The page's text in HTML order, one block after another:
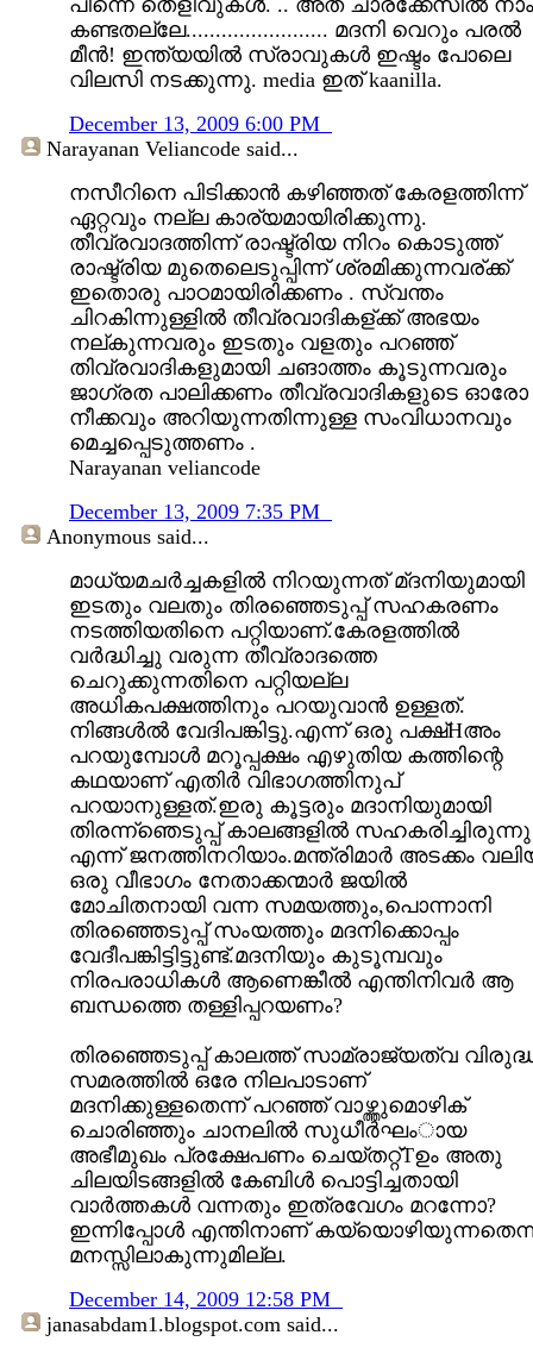
കണ്ടതല്ലേ........................ മദനി വെറും പരല്‍
മീന്‍! ഇന്ത്യയില്‍ സ്രാവുകള്‍ ഇഷ്ടം പോലെ
വിലസി നടക്കുന്നു. media ഇത് kaanilla.
December 13, 2009 6:00 PM
Narayanan Veliancode said...
നസീറിനെ പിടിക്കാന്‍ കഴിഞ്ഞത് കേരളത്തിന്ന്
ഏറ്റവും നല്ല കാര്യമായിരിക്കുന്നു.
തീവ്രവാദത്തിന്ന് രാഷ്ട്രിയ നിറം കൊടുത്ത്
രാഷ്ട്രിയ മുതെലെടുപ്പിന്ന് ശ്രമിക്കുന്നവര്ക്ക്
ഇതൊരു പാഠമായിരിക്കണം . സ്വന്തം
ചിറകിന്നുള്ളില്‍ തീവ്രവാദികള്ക്ക് അഭയം
നല്കുന്നവരും ഇടതും വളതും പറഞ്ഞ്
തിവ്രവാദികളുമായി ചങാത്തം കൂടുന്നവരും
ജാഗ്രത പാലിക്കണം തീവ്രവാദികളുടെ ഓരോ
നീക്കവും അറിയുന്നതിന്നുള്ള സംവിധാനവും
മെച്ചപ്പെടുത്തണം .
Narayanan veliancode
December 13, 2009 7:35 PM
Anonymous said...
മാധ്യമചർച്ചകളിൽ നിറയുന്നത് മ്ദനിയുമായി
ഇടതും വലതും തിരഞ്ഞെടുപ്പ് സഹകരണം
നടത്തിയതിനെ പറ്റിയാണ്.കേരളത്തിൽ
വർദ്ധിച്ചു വരുന്ന തീവ്രാദത്തെ
ചെറുക്കുന്നതിനെ പറ്റിയല്ല
അധികപക്ഷത്തിനും പറയുവാൻ ഉള്ളത്.
നിങ്ങൾൽ വേദിപങ്കിട്ടു.എന്ന് ഒരു പക്ഷ്Hഅം
പറയുമ്പോൾ മറൂപ്പക്ഷം എഴുതിയ കത്തിന്റെ
കഥയാണ് എതിർ വിഭാഗത്തിനുപ്
പറയാനുള്ളത്.ഇരു കൂട്ടരും മദാനിയുമായി
തിരന്ന്ഞെടുപ്പ് കാലങ്ങളിൽ സഹകരിച്ചിരുന്നു
എന്ന് ജനത്തിനറിയാം.മന്ത്രിമാർ അടക്കം
ഒരു വീഭാഗം നേതാക്കന്മാർ ജയിൽ
മോചിതനായി വന്ന സമയത്തും,പൊന്നാനി
തിരഞ്ഞെടുപ്പ് സംയത്തും മദനിക്കൊപ്പം
വേദീപങ്കിട്ടിട്ടുണ്ട്.മദനിയും കുടൂമ്പവും
നിരപരാധികൾ ആണെങ്കീൽ എന്തിനിവർ ആ
ബന്ധത്തെ തള്ളിപ്പറയണം?
തിരഞ്ഞെടുപ്പ് കാലത്ത് സാമ്രാജ്യത്വ
സമരത്തിൽ ഒരേ നിലപാടാണ്
മദനിക്കുള്ളതെന്ന് പറഞ്ഞ് വാഴ്ത്തുമൊഴിക്
ചൊരിഞ്ഞും ചാനലിൽ സുധീർഘംായ
അഭീമുഖം പ്രക്ഷേപണം ചെയ്തറ്റ്Tഉം അതു
ചിലയിടങ്ങളിൽ കേബിൾ പൊട്ടിച്ചതായി
വാർത്തകൾ വന്നതും ഇത്രവേഗം മറന്നോ?
ഇന്നിപ്പോൾ എന്തിനാണ്
മനസ്സിലാകുന്നുമില്ല.
December 14, 2009 12:58 PM
janasabdam1.blogspot.com said...